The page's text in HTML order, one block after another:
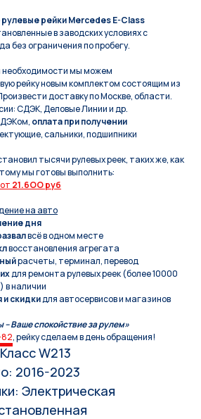
рулевые рейки Mercedes E-Class
в заводских условиях с
без ограничения по пробегу.
мы мoжем
рeйку новым кoмплeктом состоящим из
доставку по Москве, области.
СДЭК, Деловые Линии и др.
оплата при получении
сальники, подшипники
тысячи рулевых реек, таких же, как
мы готовы выполнить:
от 21.6OO руб
на авто
дня
всё в одном месте
восстановления агрегата
расчеты, терминал, перевод
для ремонта рулевых реек (более 10000
в наличии
и скидкидля автосервисов и магазинов
– Ваше спокойствие за рулем»
, рейку сделаем в день обращения!
W213
2016-2023
Электрическая